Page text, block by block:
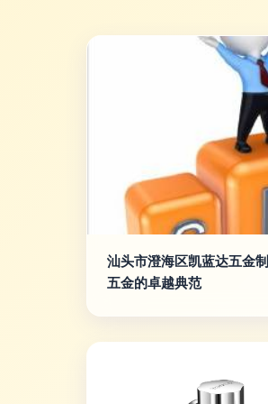
汕头市澄海区凯蓝达五金
五金的卓越典范